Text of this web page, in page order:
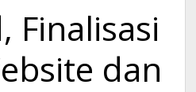
Finalisasi
dan